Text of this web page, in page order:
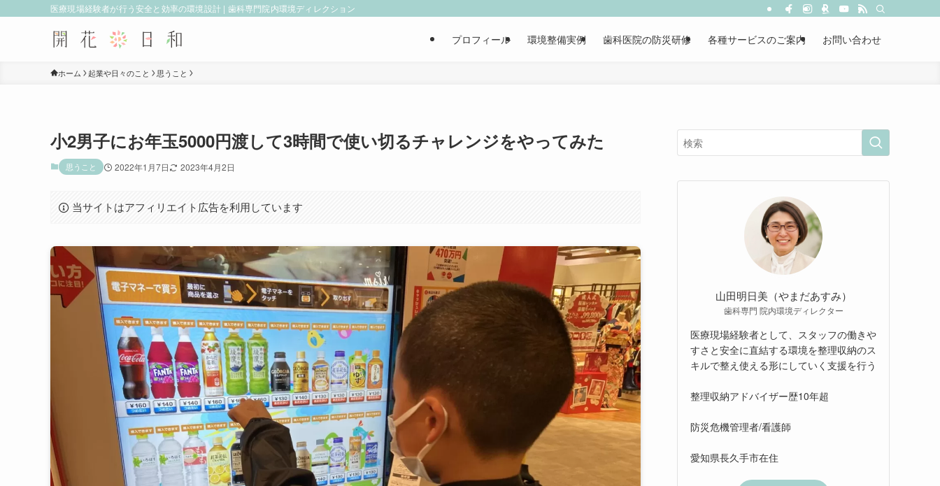
医療現場経験者が行う安全と効率の環境設計 | 歯科専門院内環境ディレクション
プロフィール 環境整備実例 歯科医院の防災研修 各種サービスのご案内 お問い合わせ
ホーム 起業や日々のこと 思うこと
小2男子にお年玉5000円渡して3時間で使い切るチャレンジをやってみた
思うこと 2022年1月7日 2023年4月2日
当サイトはアフィリエイト広告を利用しています
山田明日美（やまだあすみ）
歯科専門 院内環境ディレクター
医療現場経験者として、スタッフの働きや
すさと安全に直結する環境を整理収納のス
キルで整え使える形にしていく支援を行う
整理収納アドバイザー歴10年超
防災危機管理者/看護師
愛知県長久手市在住